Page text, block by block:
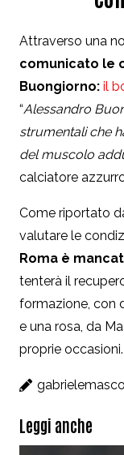
Attraverso una
comunicato le
Buongiorno: il
“Alessandro
strumentali che
del muscolo
calciatore
Come riportato
valutare le
Roma è
tenterà il
formazione, con
e una rosa, da
proprie occasioni.
Leggi anche